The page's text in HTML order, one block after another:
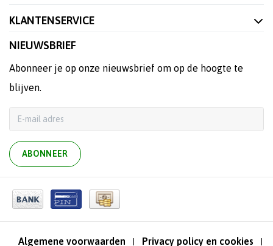
KLANTENSERVICE
NIEUWSBRIEF
Abonneer je op onze nieuwsbrief om op de hoogte te
blijven.
ABONNEER
Algemene voorwaarden | Privacy policy en cookies |